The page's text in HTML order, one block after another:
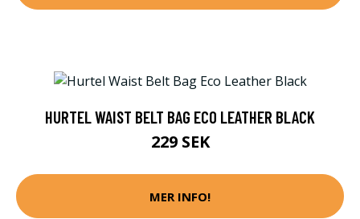
HURTEL WAIST BELT BAG ECO LEATHER BLACK
229 SEK
MER INFO!